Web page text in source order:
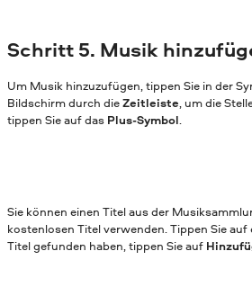
Schritt 5. Musik
Um Musik hinzuzufügen, tippen Sie in der
Bildschirm durch dieZeitleiste, um die
tippen Sie auf das Plus-Symbol.
Sie können einen Titel aus der
kostenlosen Titel verwenden. Tippen Sie
Titel gefunden haben, tippen Sie auf